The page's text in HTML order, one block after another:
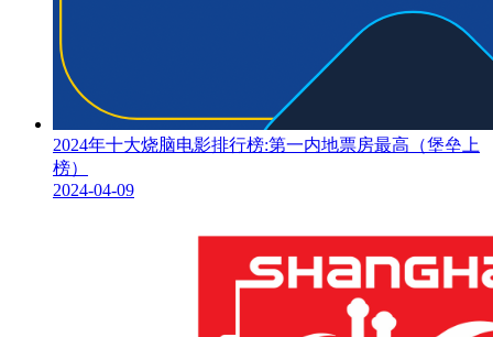
2024年十大烧脑电影排行榜:第一内地票房最高（堡垒上
榜）
2024-04-09